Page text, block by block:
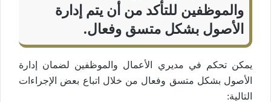
والموظفين للتأكد من أن يتم إدارة
الأصول بشكل متسق وفعال.
يمكن تحكم في مديري الأعمال والموظفين لضمان إدارة
الأصول بشكل متسق وفعال من خلال اتباع بعض الإجراءات
التالية: